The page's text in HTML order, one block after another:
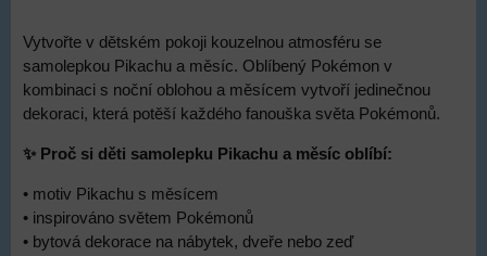
Vytvořte v dětském pokoji kouzelnou atmosféru se
samolepkou Pikachu a měsíc. Oblíbený Pokémon v
kombinaci s noční oblohou a měsícem vytvoří jedinečnou
dekoraci, která potěší každého fanouška světa Pokémonů.
✨ Proč si děti samolepku Pikachu a měsíc oblíbí:
• motiv Pikachu s měsícem
• inspirováno světem Pokémonů
• bytová dekorace na nábytek, dveře nebo zeď